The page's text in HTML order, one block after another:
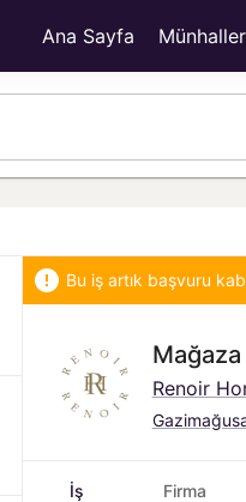
Ana Sayfa Münhaller
Bu iş artık başvuru
Renoir
İş Firma